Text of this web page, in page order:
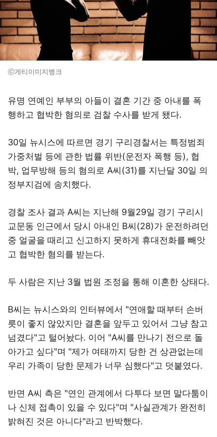
ⓒ게티이미지뱅크
유명 연예인 부부의 아들이 결혼 기간 중 아내를 폭
행하고 협박한 혐의로 검찰 수사를 받게 됐다.
30일 뉴시스에 따르면 경기 구리경찰서는 특정범죄
가중처벌 등에 관한 법률 위반(운전자 폭행 등), 협
박, 업무방해 등의 혐의로 A씨(31)를 지난달 30일 의
정부지검에 송치했다.
경찰 조사 결과 A씨는 지난해 9월29일 경기 구리시
교문동 인근에서 당시 아내인 B씨(28)가 운전하려던
중 얼굴을 때리고 신고하지 못하게 휴대전화를 빼앗
고 협박한 혐의를 받는다.
두 사람은 지난 3월 법원 조정을 통해 이혼한 상태다.
B씨는 뉴시스와의 인터뷰에서 "연애할 때부터 손버
릇이 좋지 않았지만 결혼을 앞두고 있어서 그냥 참고
넘겼다"고 털어놨다. 이어 "A씨를 만나기 전으로 돌
아가고 싶다"며 "제가 여태까지 당한 건 상관없는데
우리 가족이 당한 문제가 너무 심했다"고 덧붙였다.
반면 A씨 측은 "연인 관계에서 다투다 보면 말다툼이
나 신체 접촉이 있을 수 있다"며 "사실관계가 완전히
밝혀진 것은 아니다"라고 반박했다.